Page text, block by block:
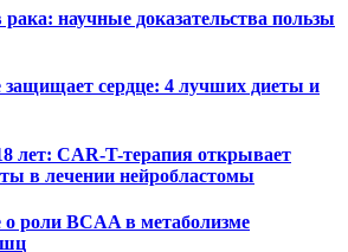
научные доказательства пользы
защищает сердце: 4 лучших диеты и
лет: CAR-T-терапия открывает
в лечении нейробластомы
роли BCAA в метаболизме